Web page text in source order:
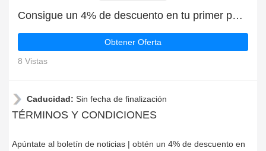
Consigue un 4% de descuento en tu primer pedido en Federopticos
Obtener Oferta
8 Vistas
Caducidad: Sin fecha de finalización
TÉRMINOS Y CONDICIONES
Apúntate al boletín de noticias | obtén un 4% de descuento en